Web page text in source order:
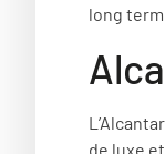
long
de luxe